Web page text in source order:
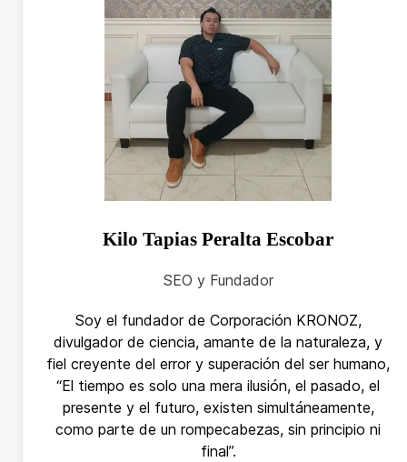
Kilo Tapias Peralta Escobar
SEO y Fundador
Soy el fundador de Corporación KRONOZ,
divulgador de ciencia, amante de la naturaleza, y
fiel creyente del error y superación del ser humano,
“El tiempo es solo una mera ilusión, el pasado, el
presente y el futuro, existen simultáneamente,
como parte de un rompecabezas, sin principio ni
final”.